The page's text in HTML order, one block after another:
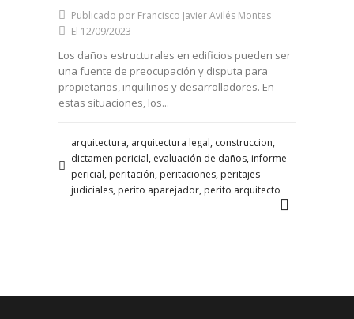
Publicado por Francisco Javier Avilés Montes
El 12/09/2023
Los daños estructurales en edificios pueden ser
una fuente de preocupación y disputa para
propietarios, inquilinos y desarrolladores. En
estas situaciones, los...
arquitectura, arquitectura legal, construccion,
dictamen pericial, evaluación de daños, informe
pericial, peritación, peritaciones, peritajes
judiciales, perito aparejador, perito arquitecto